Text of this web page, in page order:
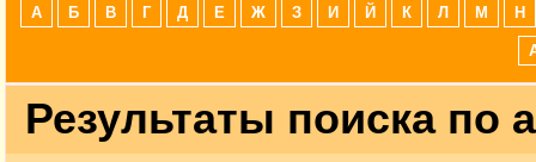
А Б В Г Д Е Ж З И Й К Л М Н
Результаты поиска по